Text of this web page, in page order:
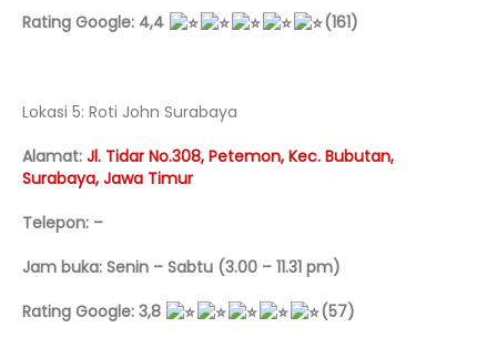
Rating Google: 4,4
(161)
Lokasi 5: Roti John Surabaya
Alamat: Jl. Tidar No.308, Petemon, Kec. Bubutan,
Surabaya, Jawa Timur
Telepon: –
Jam buka: Senin – Sabtu (3.00 – 11.31 pm)
Rating Google: 3,8
(57)